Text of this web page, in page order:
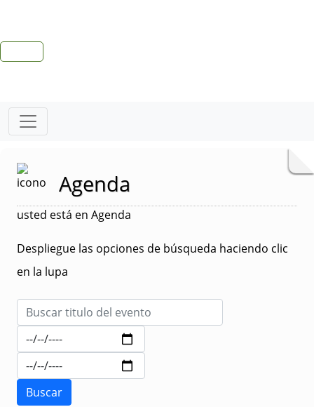
Agenda
usted está en Agenda
Despliegue las opciones de búsqueda haciendo clic
en la lupa